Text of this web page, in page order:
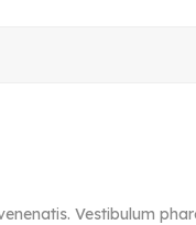
Vestibulum